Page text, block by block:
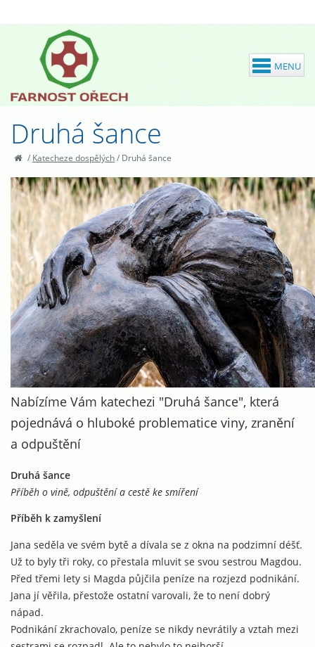
Druhá šance
/ Katecheze dospělých/ Druhá šance
Nabízíme Vám katechezi "Druhá šance", která
pojednává o hluboké problematice viny, zranění
a odpuštění
Druhá šance
Příběh o vině, odpuštění a cestě ke smíření
Příběh k zamyšlení
Jana seděla ve svém bytě a dívala se z okna na podzimní déšť.
Už to byly tři roky, co přestala mluvit se svou sestrou Magdou.
Před třemi lety si Magda půjčila peníze na rozjezd podnikání.
Jana jí věřila, přestože ostatní varovali, že to není dobrý
nápad.
Podnikání zkrachovalo, peníze se nikdy nevrátily a vztah mezi